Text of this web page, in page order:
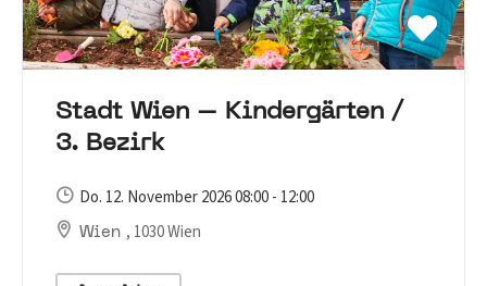
Stadt Wien – Kindergärten /
3. Bezirk
Do. 12. November 2026 08:00 - 12:00
Wien , 1030 Wien